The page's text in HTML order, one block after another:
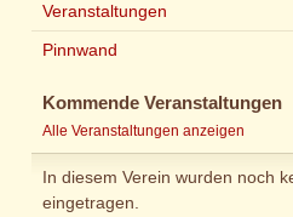
Veranstaltungen
Pinnwand
Kommende Veranstaltungen
Alle Veranstaltungen anzeigen
In diesem Verein wurden noch
eingetragen.